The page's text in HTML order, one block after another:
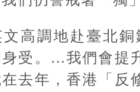
高調地赴臺北
受。…我們會提
去年，香港「反